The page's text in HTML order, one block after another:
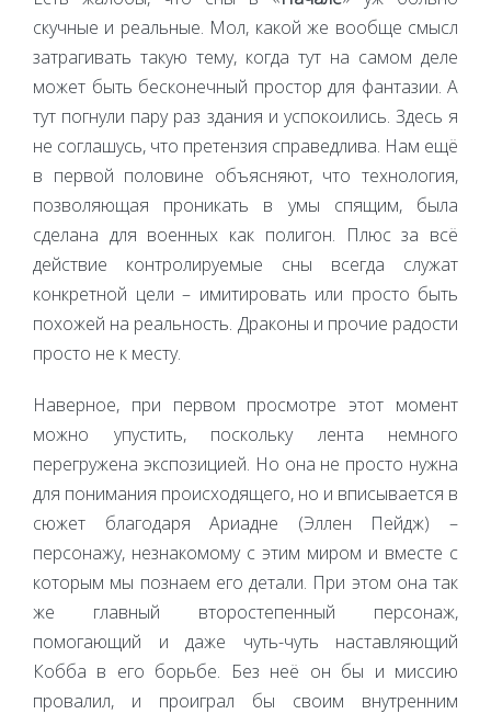
скучные и реальные. Мол, какой же вообще смысл
затрагивать такую тему, когда тут на самом деле
может быть бесконечный простор для фантазии. А
тут погнули пару раз здания и успокоились. Здесь я
не соглашусь, что претензия справедлива. Нам ещё
в первой половине объясняют, что технология,
позволяющая проникать в умы спящим, была
сделана для военных как полигон. Плюс за всё
действие контролируемые сны всегда служат
конкретной цели – имитировать или просто быть
похожей на реальность. Драконы и прочие радости
просто не к месту.
Наверное, при первом просмотре этот момент
можно упустить, поскольку лента немного
перегружена экспозицией. Но она не просто нужна
для понимания происходящего, но и вписывается в
сюжет благодаря Ариадне (Эллен Пейдж) –
персонажу, незнакомому с этим миром и вместе с
которым мы познаем его детали. При этом она так
же главный второстепенный персонаж,
помогающий и даже чуть-чуть наставляющий
Кобба в его борьбе. Без неё он бы и миссию
провалил, и проиграл бы своим внутренним